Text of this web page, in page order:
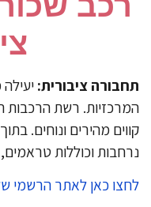
ציבורית:יעילה
מהירים ונוחים. בתוך
וכוללות טראמים,
כאן לאתר הרשמי של